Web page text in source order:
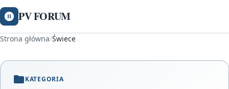
PV FORUM
Strona główna/Świece
KATEGORIA